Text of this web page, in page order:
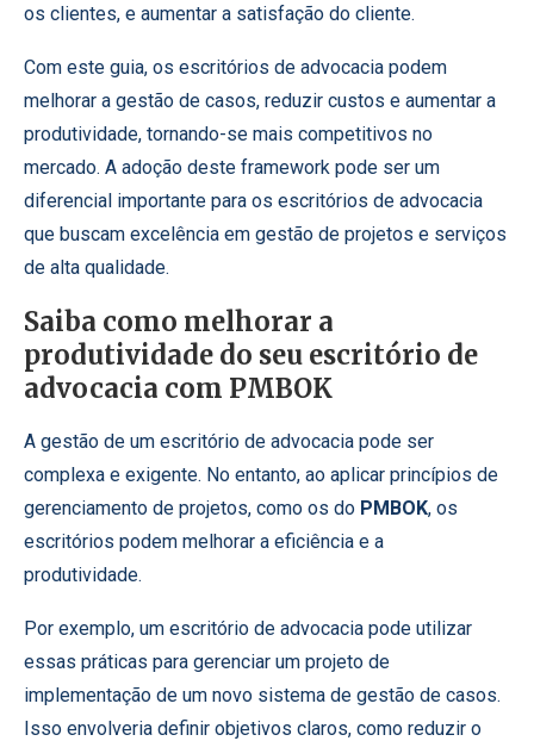
os clientes, e aumentar a satisfação do cliente.
Com este guia, os escritórios de advocacia podem
melhorar a gestão de casos, reduzir custos e aumentar a
produtividade, tornando-se mais competitivos no
mercado. A adoção deste framework pode ser um
diferencial importante para os escritórios de advocacia
que buscam excelência em gestão de projetos e serviços
de alta qualidade.
Saiba como melhorar a
produtividade do seu escritório de
advocacia com PMBOK
A gestão de um escritório de advocacia pode ser
complexa e exigente. No entanto, ao aplicar princípios de
gerenciamento de projetos, como os do PMBOK, os
escritórios podem melhorar a eficiência e a
produtividade.
Por exemplo, um escritório de advocacia pode utilizar
essas práticas para gerenciar um projeto de
implementação de um novo sistema de gestão de casos.
Isso envolveria definir objetivos claros, como reduzir o